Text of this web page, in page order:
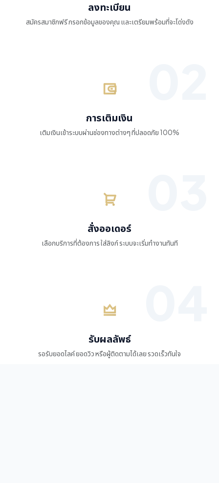
ลงทะเบียน
สมัครสมาชิกฟรี กรอกข้อมูลของคุณ และเตรียมพร้อมที่จะโด่งดัง
การเติมเงิน
เติมเงินเข้าระบบผ่านช่องทางต่างๆ ที่ปลอดภัย 100%
สั่งออเดอร์
เลือกบริการที่ต้องการ ใส่ลิงก์ ระบบจะเริ่มทำงานทันที
รับผลลัพธ์
รอรับยอดไลค์ ยอดวิว หรือผู้ติดตามได้เลย รวดเร็วทันใจ